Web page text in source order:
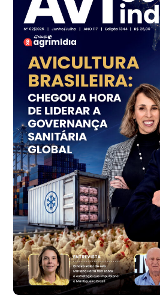
Branco
R$ 145,34
cx
Ovo Vermelho - Regional
Grande São Paulo (SP)
R$ 155,59
cx
Ovo Vermelho - Regional
Vermelho
R$ 159,31
cx
Ovo Branco - Regional
Bastos (SP)
R$ 134,40
cx
Ovo Vermelho - Regional
Bastos (SP)
R$ 147,87
cx